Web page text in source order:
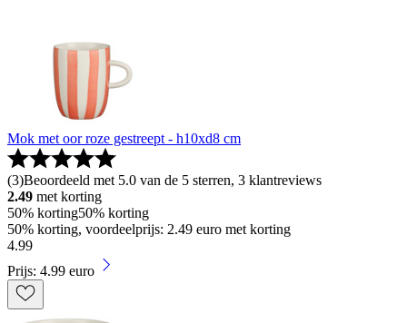
Mok met oor roze gestreept - h10xd8 cm
(3)Beoordeeld met 5.0 van de 5 sterren, 3 klantreviews
2.49 met korting
50% korting50% korting
50% korting, voordeelprijs: 2.49 euro met korting
4.99
Prijs: 4.99 euro